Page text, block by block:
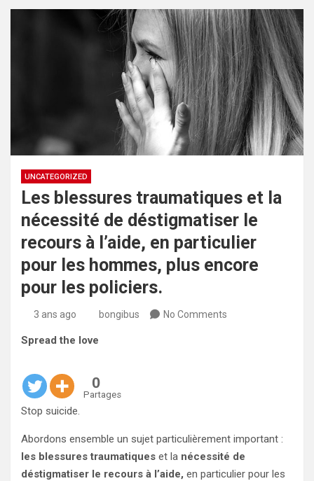
UNCATEGORIZED
Les blessures traumatiques et la
nécessité de déstigmatiser le
recours à l’aide, en particulier
pour les hommes, plus encore
pour les policiers.
3 ans ago bongibus No Comments
Spread the love
0
Partages
Stop suicide.
Abordons ensemble un sujet particulièrement important :
les blessures traumatiques et la nécessité de
déstigmatiser le recours à l’aide, en particulier pour les